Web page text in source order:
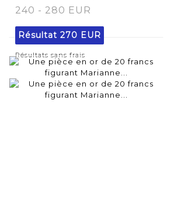
240 - 280 EUR
Résultat 270 EUR
Résultats sans frais